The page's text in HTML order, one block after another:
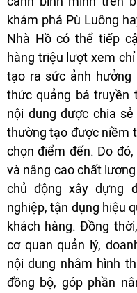
khám phá Pù Luông
Nhà Hồ có thể tiếp
hàng triệu lượt xem
tạo ra sức ảnh hưởng
thức quảng bá truyền
nội dung được chia
thường tạo được niềm
chọn điểm đến. Do
và nâng cao chất
chủ động xây dựng
nghiệp, tận dụng hiệu
khách hàng. Đồng
cơ quan quản lý,
nội dung nhằm hình
đồng bộ, góp phần